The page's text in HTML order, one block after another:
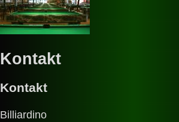
Kontakt
Kontakt
Billiardino